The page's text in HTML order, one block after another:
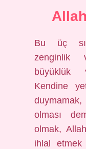
Bu üç
zenginlik
büyüklük
Kendine
olması
olmak,
ihlal etmek